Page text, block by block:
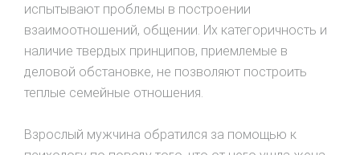
испытывают проблемы в построении
взаимоотношений, общении. Их категоричность и
наличие твердых принципов, приемлемые в
деловой обстановке, не позволяют построить
теплые семейные отношения.
Взрослый мужчина обратился за помощью к